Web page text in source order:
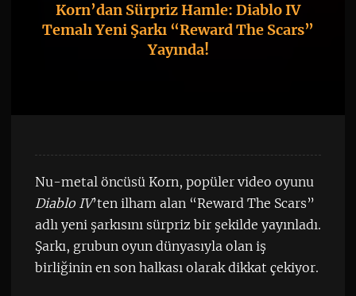
Korn’dan Sürpriz Hamle: Diablo IV
Temalı Yeni Şarkı “Reward The Scars”
Yayında!
Nu-metal öncüsü Korn, popüler video oyunu
Diablo IV’ten ilham alan “Reward The Scars”
adlı yeni şarkısını sürpriz bir şekilde yayınladı.
Şarkı, grubun oyun dünyasıyla olan iş
birliğinin en son halkası olarak dikkat çekiyor.